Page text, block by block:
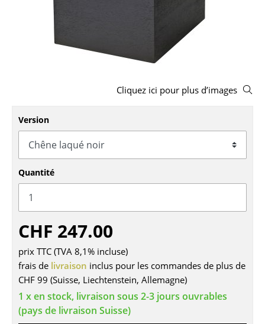
Tabourets
Bancs & Chaises longues
Chaises à bascule
Chaises de bureau
Chaises de conférence
Fauteuils de direction
Pièces détachées
... voir tous les sièges
Tables
Tables de repas
Cliquez ici pour plus d’images
Version
Quantité
CHF 247.00
prix TTC (TVA 8,1% incluse)
frais de livraison inclus pour les commandes de plus de
CHF 99 (Suisse, Liechtenstein, Allemagne)
1 x en stock, livraison sous 2-3 jours ouvrables
(pays de livraison Suisse)